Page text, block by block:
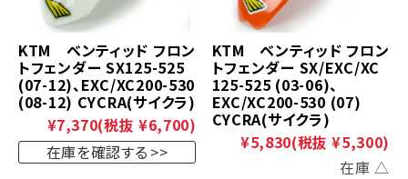
KTM ベンティッド フロン
トフェンダー SX125-525
(07-12)、EXC/XC200-530
(08-12) CYCRA(サイクラ)
¥7,370(税抜 ¥6,700)
在庫を確認する
KTM ベンティッド フロン
トフェンダー SX/EXC/XC
125-525 (03-06)、
EXC/XC200-530 (07)
CYCRA(サイクラ)
¥5,830(税抜 ¥5,300)
在庫 △